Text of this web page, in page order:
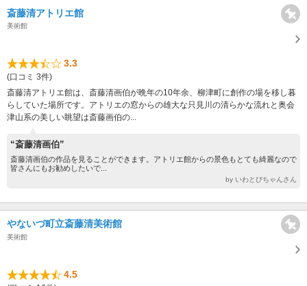
斎藤清アトリエ館
美術館
3.3
(口コミ 3件)
斎藤清アトリエ館は、斎藤清画伯が晩年の10年余、柳津町に創作の場を移し暮
らしていた場所です。アトリエの窓からの雄大な只見川の清らかな流れと奥会
津山系の美しい眺望は斎藤画伯の...
“斎藤清画伯”
斎藤清画伯の作品を見ることができます。アトリエ館からの景色もとても綺麗なので
皆さんにもお勧めしたいで...
by いわとびちゃんさん
やないづ町立斎藤清美術館
美術館
4.5